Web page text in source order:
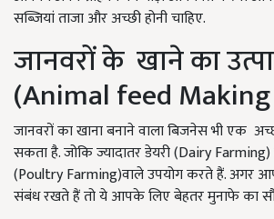
सब्जियां ताजा और अच्छी होनी चाहिए.
जानवरों के खाने का
(Animal feed
जानवरों का खाना बनाने वाला बिजनेस भी एक
सकता है. जोकि ज्यादातर डेयरी (Dairy Farming)
(Poultry Farming)वाले उपयोग करते हैं. अगर
संबंध रखते हैं तो ये आपके लिए बेहतर मुनाफे का